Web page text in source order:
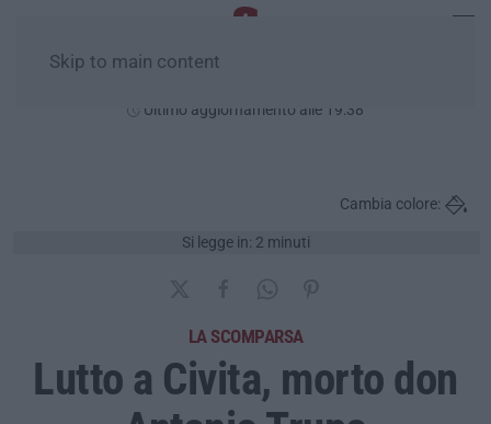
Skip to main content
Ultimo aggiornamento alle 19:38
Si legge in: 2 minuti
Cambia colore:
LA SCOMPARSA
Lutto a Civita, morto don